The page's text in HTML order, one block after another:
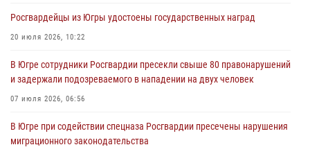
Росгвардейцы из Югры удостоены государственных наград
20 июля 2026, 10:22
В Югре сотрудники Росгвардии пресекли свыше 80 правонарушений
и задержали подозреваемого в нападении на двух человек
07 июля 2026, 06:56
В Югре при содействии спецназа Росгвардии пресечены нарушения
миграционного законодательства